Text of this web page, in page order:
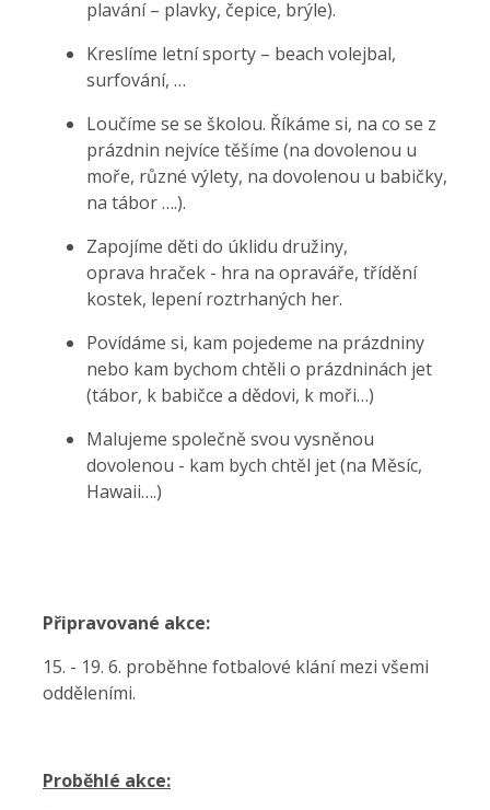
plavání – plavky, čepice, brýle).
Kreslíme letní sporty – beach volejbal,
surfování, …
Loučíme se se školou. Říkáme si, na co se z
prázdnin nejvíce těšíme (na dovolenou u
moře, různé výlety, na dovolenou u babičky,
na tábor….).
Zapojíme děti do úklidu družiny,
oprava hraček - hra na opraváře, třídění
kostek, lepení roztrhaných her.
Povídáme si, kam pojedeme na prázdniny
nebo kam bychom chtěli o prázdninách jet
(tábor, k babičce a dědovi, k moři…)
Malujeme společně svou vysněnou
dovolenou - kam bych chtěl jet (na Měsíc,
Hawaii….)
Připravované akce:
15. - 19. 6. proběhne fotbalové klání mezi všemi
odděleními.
Proběhlé akce: